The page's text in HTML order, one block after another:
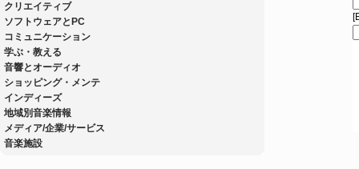
クリエイティブ
ソフトウェアとPC
コミュニケーション
学ぶ・教える
音響とオーディオ
ショッピング・メンテ
インディーズ
地域別音楽情報
メディア/企業/サービス
音楽施設